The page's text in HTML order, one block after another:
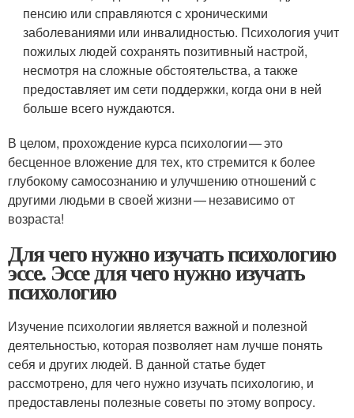
пенсию или справляются с хроническими
заболеваниями или инвалидностью. Психология учит
пожилых людей сохранять позитивный настрой,
несмотря на сложные обстоятельства, а также
предоставляет им сети поддержки, когда они в ней
больше всего нуждаются.
В целом, прохождение курса психологии — это
бесценное вложение для тех, кто стремится к более
глубокому самосознанию и улучшению отношений с
другими людьми в своей жизни — независимо от
возраста!
Для чего нужно изучать психологию
эссе. Эссе для чего нужно изучать
психологию
Изучение психологии является важной и полезной
деятельностью, которая позволяет нам лучше понять
себя и других людей. В данной статье будет
рассмотрено, для чего нужно изучать психологию, и
предоставлены полезные советы по этому вопросу.